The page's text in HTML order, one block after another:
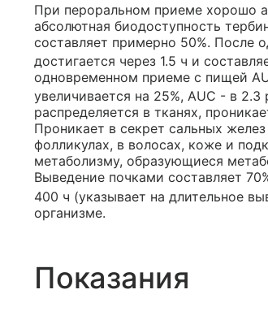
При пероральном приеме хорошо
абсолютная биодоступность
составляет примерно 50%. После
достигается через 1.5 ч и
одновременном приеме с пищей
увеличивается на 25%, AUC - в
распределяется в тканях,
Проникает в секрет сальных
фолликулах, в волосах, коже и
метаболизму, образующиеся
Выведение почками составляет
400 ч (указывает на длительное
организме.
Показания